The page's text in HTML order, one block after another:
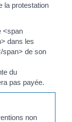
la protestation
<span
dans les
span> de son
du
pas payée.
non